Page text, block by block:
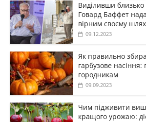
Виділивши близько
Говард Баффет
вірним своєму
09.12.2023
Як правильно
гарбузове насіння:
городникам
09.09.2023
Чим підживити
кращого урожаю: